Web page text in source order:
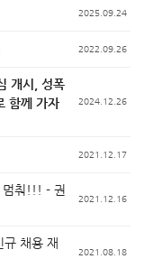
2025.09.24
2022.09.26
개시, 성폭
함께 가자
2024.12.26
2021.12.17
멈춰!!! - 권
2021.12.16
채용 재
2021.08.18